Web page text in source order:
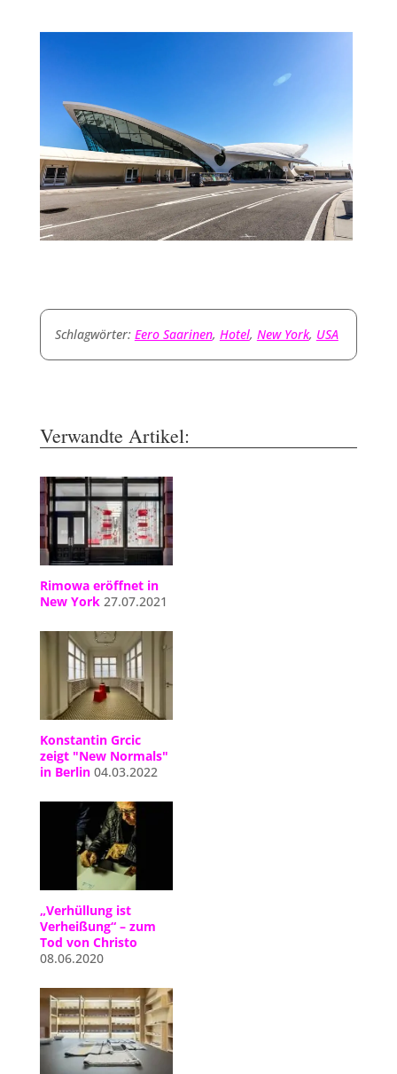
Schlagwörter: Eero Saarinen, Hotel, New York, USA
Verwandte Artikel:
Rimowa eröffnet in
New York27.07.2021
Konstantin Grcic
zeigt "New Normals"
in Berlin04.03.2022
„Verhüllung ist
Verheißung“ – zum
Tod von Christo
08.06.2020